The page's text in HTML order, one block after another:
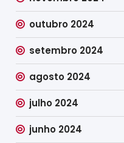
outubro 2024
setembro 2024
agosto 2024
julho 2024
junho 2024